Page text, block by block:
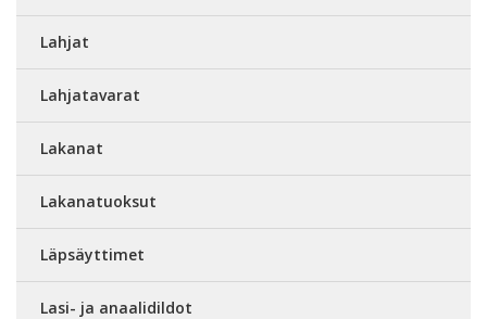
Lahjat
Lahjatavarat
Lakanat
Lakanatuoksut
Läpsäyttimet
Lasi- ja anaalidildot